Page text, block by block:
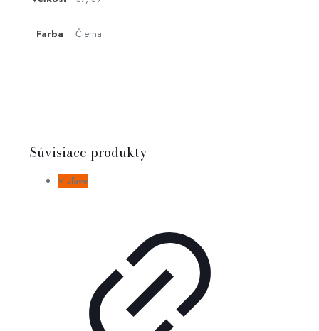
Farba Čierna
Súvisiace produkty
V zľave